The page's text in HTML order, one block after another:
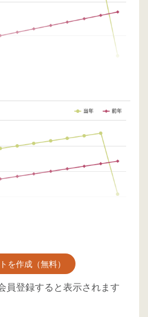
を作成（無料）
員登録すると表示されます